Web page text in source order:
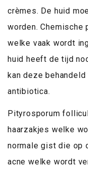
crèmes. De huid
worden.
welke vaak wordt
huid heeft de tijd
kan deze
antibiotica.
Pityrosporum
haarzakjes welke
normale gist die op
acne welke wordt